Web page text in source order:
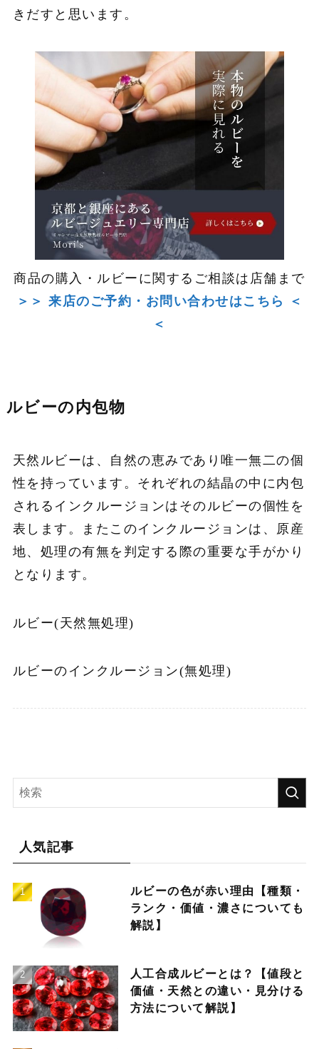
きだすと思います。
商品の購入・ルビーに関するご相談は店舗まで
＞＞ 来店のご予約・お問い合わせはこちら ＜
＜
ルビーの内包物
天然ルビーは、自然の恵みであり唯一無二の個
性を持っています。それぞれの結晶の中に内包
されるインクルージョンはそのルビーの個性を
表します。またこのインクルージョンは、原産
地、処理の有無を判定する際の重要な手がかり
となります。
ルビー(天然無処理)
ルビーのインクルージョン(無処理)
人気記事
ルビーの色が赤い理由【種類・
ランク・価値・濃さについても
解説】
人工合成ルビーとは？【値段と
価値・天然との違い・見分ける
方法について解説】